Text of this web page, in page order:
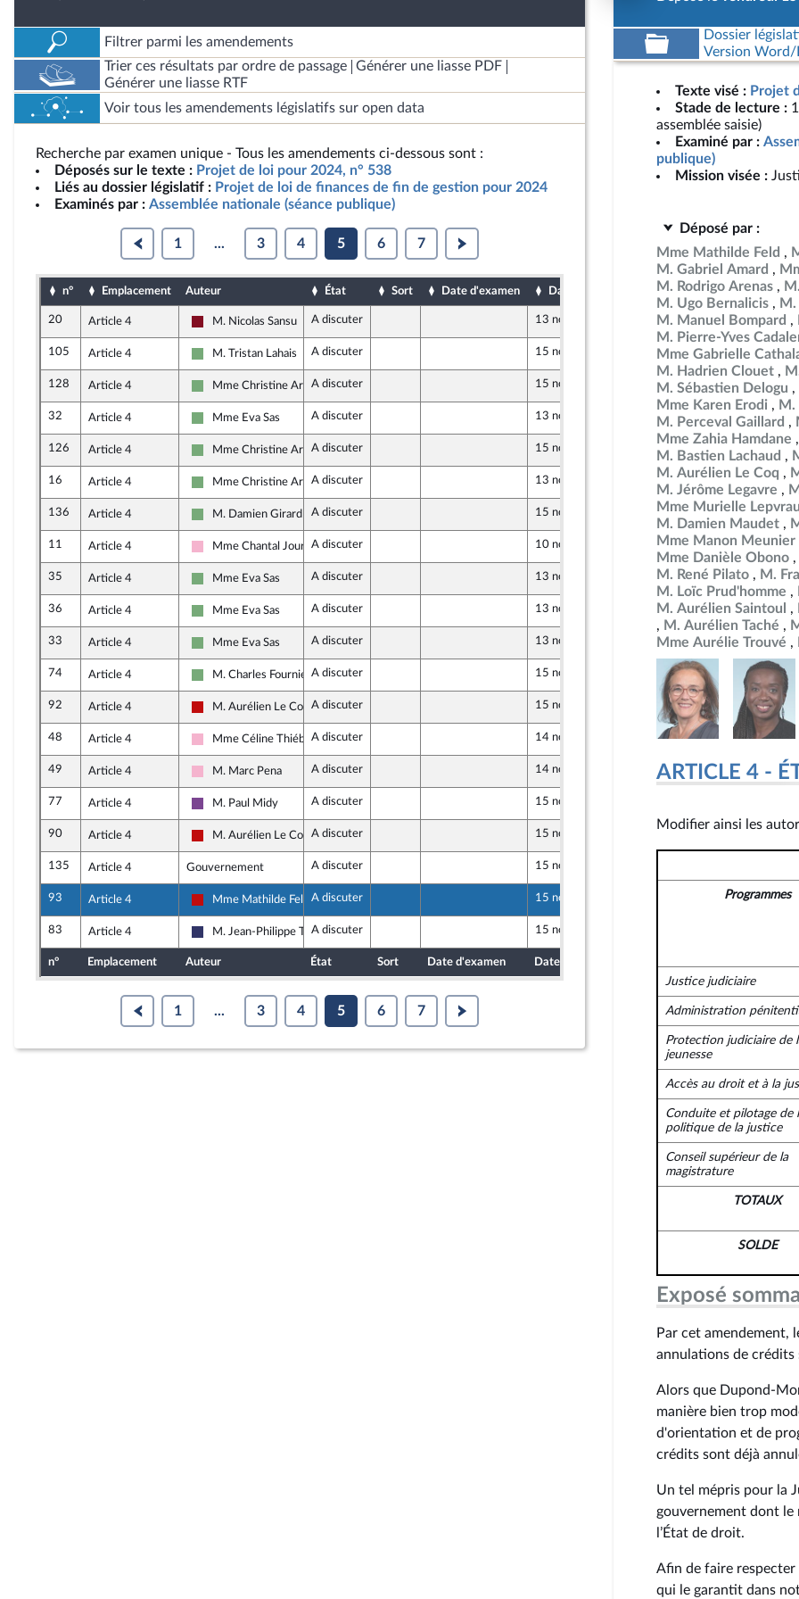
Filtrer parmi les amendements
Trier ces résultats par ordre de passage
Générer une liasse PDF
Générer une liasse RTF
Voir tous les amendements législatifs sur open data
Recherche par examen unique - Tous les amendements ci-dessous sont :
Déposés sur le texte : Projet de loi pour 2024, n° 538
Liés au dossier législatif : Projet de loi de finances de fin de gestion pour 2024
Examinés par : Assemblée nationale (séance publique)
1 ... 3 4 5 6 7
n° Emplacement Auteur État Sort Date d'examen Date de dépôt
20 Article 4
Gauche Démocrate et Républicaine
M. Nicolas Sansu A discuter 13 novembre 2024
105 Article 4
Écologiste et Social
M. Tristan Lahais A discuter 15 novembre 2024
128 Article 4
Écologiste et Social
Mme Christine ArrighiA discuter 15 novembre 2024
32 Article 4
Écologiste et Social
Mme Eva Sas A discuter 13 novembre 2024
126 Article 4
Écologiste et Social
Mme Christine ArrighiA discuter 15 novembre 2024
16 Article 4
Écologiste et Social
Mme Christine ArrighiA discuter 13 novembre 2024
136 Article 4
Écologiste et Social
M. Damien Girard A discuter 15 novembre 2024
11 Article 4
Socialistes et apparentés
Mme Chantal JourdanA discuter 10 novembre 2024
35 Article 4
Écologiste et Social
Mme Eva Sas A discuter 13 novembre 2024
36 Article 4
Écologiste et Social
Mme Eva Sas A discuter 13 novembre 2024
33 Article 4
Écologiste et Social
Mme Eva Sas A discuter 13 novembre 2024
74 Article 4
Écologiste et Social
M. Charles Fournier A discuter 15 novembre 2024
92 Article 4
La France insoumise - Nouveau Front Populaire
M. Aurélien Le Coq A discuter 15 novembre 2024
48 Article 4
Socialistes et apparentés
Mme Céline Thiébault-Martinez
A discuter 14 novembre 2024
49 Article 4
Socialistes et apparentés
M. Marc Pena A discuter 14 novembre 2024
77 Article 4
Ensemble pour la République
M. Paul Midy A discuter 15 novembre 2024
90 Article 4
La France insoumise - Nouveau Front Populaire
M. Aurélien Le Coq A discuter 15 novembre 2024
135 Article 4 Gouvernement A discuter 15 novembre 2024
93 Article 4
La France insoumise - Nouveau Front Populaire
Mme Mathilde Feld A discuter 15 novembre 2024
83 Article 4
Rassemblement National
M. Jean-Philippe TanguyA discuter 15 novembre 2024
n° Emplacement Auteur État Sort Date d'examen Date de dépôt
1 ... 3 4 5 6 7
Dossier
Version
Texte visé : Projet
Stade de lecture :
assemblée saisie)
Examiné par :
publique)
Mission visée :
Déposé par :
Mme Mathilde Feld
M. Gabriel Amard
M. Rodrigo Arenas
M. Ugo Bernalicis
M. Manuel Bompard
M. Pierre-Yves
Mme Gabrielle
M. Hadrien Clouet
M. Sébastien Delogu
Mme Karen Erodi
M.
M. Perceval Gaillard
Mme Zahia Hamdane
M. Bastien Lachaud
M. Aurélien Le Coq
M. Jérôme Legavre
Mme Murielle
M. Damien Maudet
Mme Manon Meunier
Mme Danièle Obono
M. René Pilato
M.
M. Loïc Prud'homme
M. Aurélien Saintoul
M. Aurélien Taché
Mme Aurélie Trouvé
ARTICLE 4 -
Modifier ainsi les
Programmes
Justice judiciaire
Administration
Protection judiciaire de
jeunesse
Accès au droit et à la
Conduite et pilotage de
politique de la justice
Conseil supérieur de la
magistrature
TOTAUX
SOLDE
Exposé
Par cet amendement,
annulations de crédits
Alors que Dupond-
manière bien trop
d'orientation et de
crédits sont déjà
Un tel mépris pour la
gouvernement dont le
l’État de droit.
Afin de faire
qui le garantit dans